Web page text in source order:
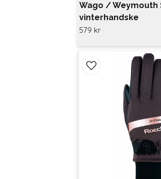
Wago / Weymouth
vinterhandske
579 kr